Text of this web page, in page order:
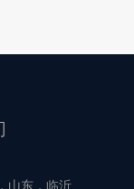
山东，临沂